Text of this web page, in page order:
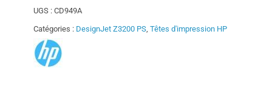
UGS : CD949A
Catégories : DesignJet Z3200 PS, Têtes d'impression HP